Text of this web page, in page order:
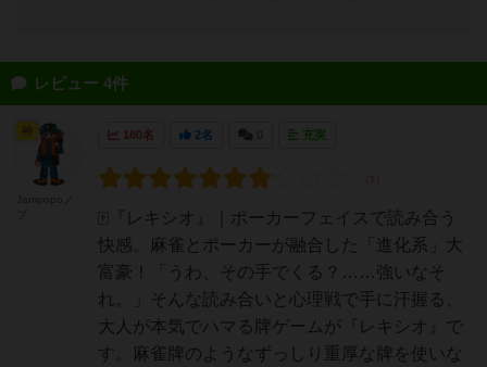
レビュー 4件
180名 2名 充実
🀄『レキシオ』｜ポーカーフェイスで読み合う
快感。麻雀とポーカーが融合した「進化系」大
富豪！「うわ、その手でくる？……強いなそ
れ。」そんな読み合いと心理戦で手に汗握る、
大人が本気でハマる牌ゲームが『レキシオ』で
す。麻雀牌のようなずっしり重厚な牌を使いな